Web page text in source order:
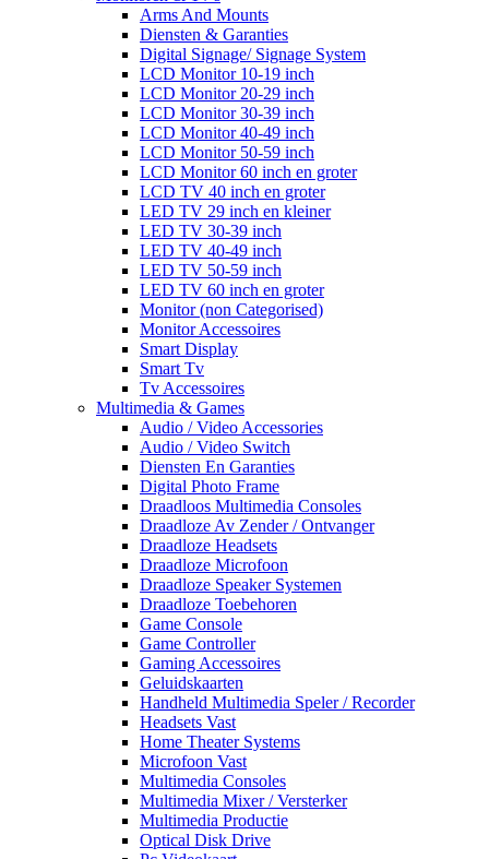
Arms And Mounts
Diensten & Garanties
Digital Signage/ Signage System
LCD Monitor 10-19 inch
LCD Monitor 20-29 inch
LCD Monitor 30-39 inch
LCD Monitor 40-49 inch
LCD Monitor 50-59 inch
LCD Monitor 60 inch en groter
LCD TV 40 inch en groter
LED TV 29 inch en kleiner
LED TV 30-39 inch
LED TV 40-49 inch
LED TV 50-59 inch
LED TV 60 inch en groter
Monitor (non Categorised)
Monitor Accessoires
Smart Display
Smart Tv
Tv Accessoires
Multimedia & Games
Audio / Video Accessories
Audio / Video Switch
Diensten En Garanties
Digital Photo Frame
Draadloos Multimedia Consoles
Draadloze Av Zender / Ontvanger
Draadloze Headsets
Draadloze Microfoon
Draadloze Speaker Systemen
Draadloze Toebehoren
Game Console
Game Controller
Gaming Accessoires
Geluidskaarten
Handheld Multimedia Speler / Recorder
Headsets Vast
Home Theater Systems
Microfoon Vast
Multimedia Consoles
Multimedia Mixer / Versterker
Multimedia Productie
Optical Disk Drive